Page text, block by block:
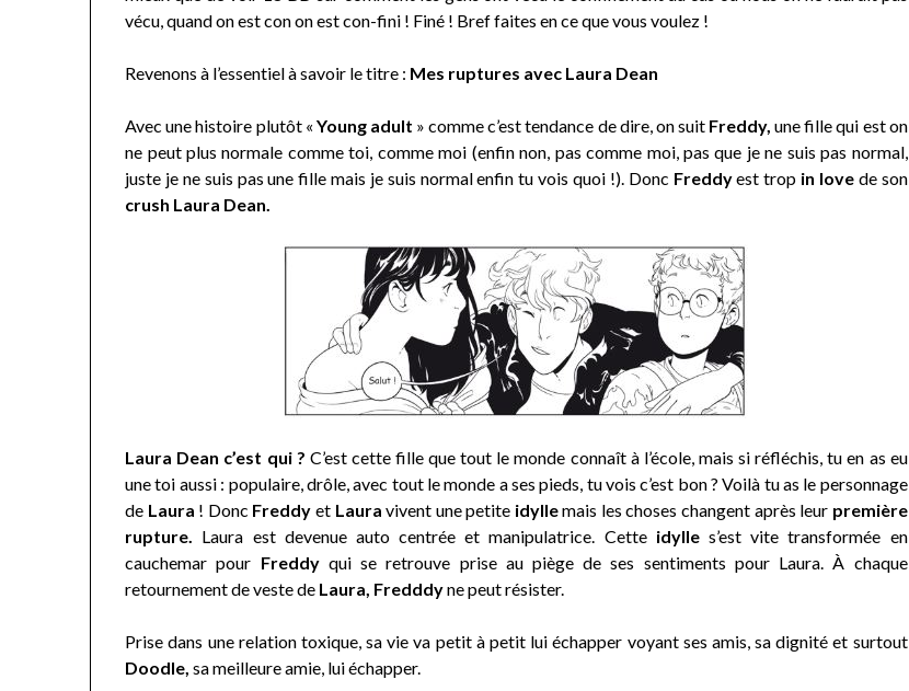
vécu, quand on est con on est con-fini ! Finé ! Bref faites en ce que vous voulez !
Revenons à l’essentiel à savoir le titre : Mes ruptures avec Laura Dean
Avec une histoire plutôt « Young adult » comme c’est tendance de dire, on suit Freddy, une fille qui est on
ne peut plus normale comme toi, comme moi (enfin non, pas comme moi, pas que je ne suis pas normal,
juste je ne suis pas une fille mais je suis normal enfin tu vois quoi !). Donc Freddyest trop in lovede son
crush Laura Dean.
Laura Dean c’est qui ? C’est cette fille que tout le monde connaît à l’école, mais si réfléchis, tu en as eu
une toi aussi : populaire, drôle, avec tout le monde a ses pieds, tu vois c’est bon ? Voilà tu as le personnage
de Laura ! Donc Freddy et Laura vivent une petite idyllemais les choses changent après leur première
rupture.
Laura est devenue auto centrée et manipulatrice. Cette idylles’est vite transformée en
cauchemar pour Freddyqui se retrouve prise au piège de ses sentiments pour Laura. À chaque
retournement de veste de Laura, Fredddyne peut résister.
Prise dans une relation toxique, sa vie va petit à petit lui échapper voyant ses amis, sa dignité et surtout
Doodle, sa meilleure amie, lui échapper.